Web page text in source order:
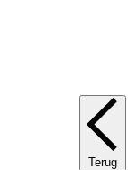
Terug